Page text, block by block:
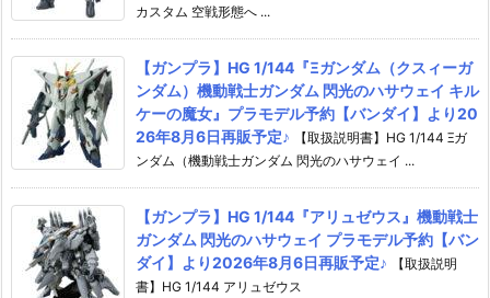
カスタム 空戦形態へ ...
【ガンプラ】HG 1/144『Ξガンダム（クスィーガ
ンダム）機動戦士ガンダム 閃光のハサウェイ キル
ケーの魔女』プラモデル予約【バンダイ】より20
26年8月6日再販予定♪
【取扱説明書】HG 1/144 Ξガ
ンダム（機動戦士ガンダム 閃光のハサウェイ ...
【ガンプラ】HG 1/144『アリュゼウス』機動戦士
ガンダム 閃光のハサウェイ プラモデル予約【バン
ダイ】より2026年8月6日再販予定♪
【取扱説明
書】HG 1/144 アリュゼウス